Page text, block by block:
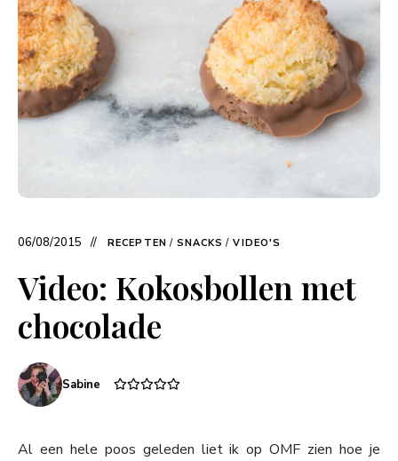
06/08/2015 RECEPTEN / SNACKS / VIDEO'S
Video: Kokosbollen met
chocolade
Sabine
Al een hele poos geleden liet ik op OMF zien hoe je